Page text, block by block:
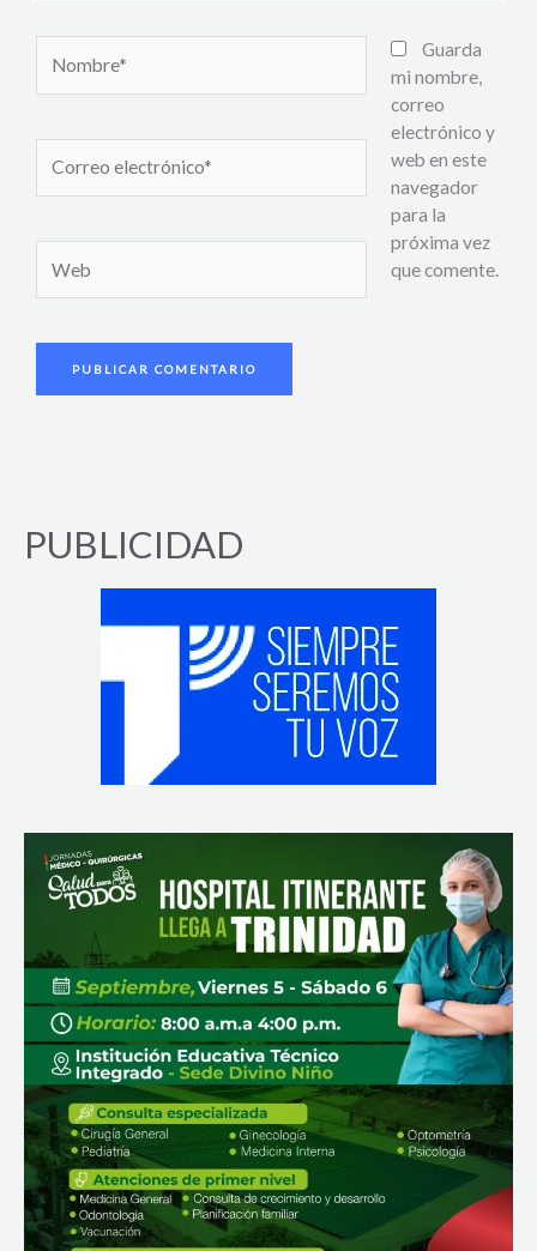
electrónico*
Guarda
mi nombre,
correo
electrónico y
web en este
navegador
para la
próxima vez
que comente.
PUBLICIDAD